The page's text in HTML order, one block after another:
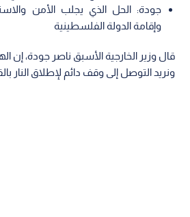
جودة: الحل الذي يجلب الأمن
وإقامة الدولة الفلسطينية
قال وزير الخارجية الأسبق ناصر جودة، إن
ونريد التوصل إلى وقف دائم لإطلاق النار